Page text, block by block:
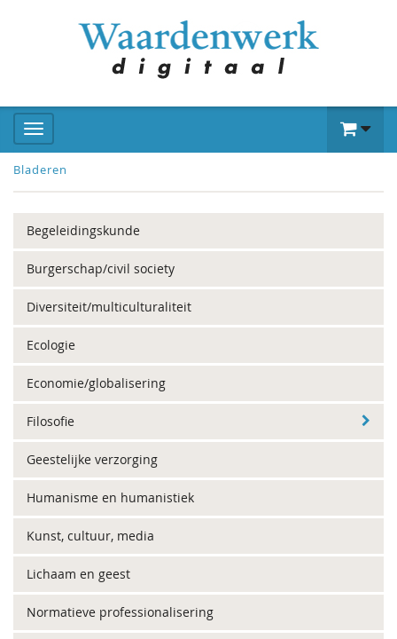
Bladeren
Begeleidingskunde
Burgerschap/civil society
Diversiteit/multiculturaliteit
Ecologie
Economie/globalisering
Filosofie
Geestelijke verzorging
Humanisme en humanistiek
Kunst, cultuur, media
Lichaam en geest
Normatieve professionalisering